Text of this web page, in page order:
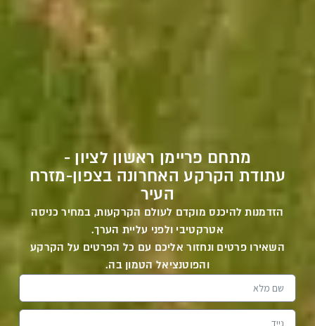
מתחם פריימן ראשון לציון -
עתודת הקרקע האחרונה בצפון-מזרח
העיר
הזדמנות להיכנס מוקדם לעולם הקרקעות, במחיר כניסה
אטרקטיבי ולפני עליית הערך.
השאירו פרטים ונחזור אליכם עם כל הפרטים על הקרקע
והפוטנציאל הטמון בה.